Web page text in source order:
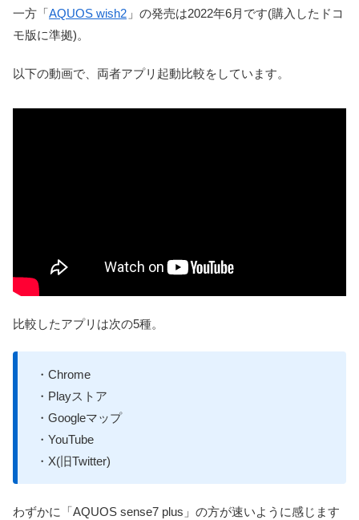
一方「AQUOS wish2 」の発売は2022年6月です(購入したドコ
モ版に準拠)。
以下の動画で、両者アプリ起動比較をしています。
比較したアプリは次の5種。
・Chrome
・Playストア
・Googleマップ
・YouTube
・X(旧Twitter)
わずかに「AQUOS sense7 plus」の方が速いように感じます